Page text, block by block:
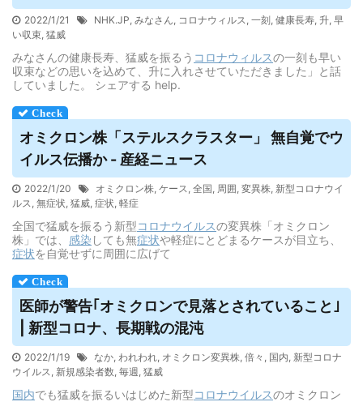
2022/1/21 NHK.JP, みなさん, コロナウィルス, 一刻, 健康長寿, 升, 早
い収束, 猛威
みなさんの健康長寿、猛威を振るう コロナウィルスの一刻も早い
収束などの思いを込めて、升に入れさせていただきました」と話
していました。 シェアする help.
オミクロン株「ステルスクラスター」 無自覚でウ
イルス伝播か - 産経ニュース
2022/1/20 オミクロン株, ケース, 全国, 周囲, 変異株, 新型コロナウイ
ルス, 無症状, 猛威, 症状, 軽症
全国で猛威を振るう新型コロナウイルスの変異株「オミクロン
株」では、 感染 しても無症状や軽症にとどまるケースが目立ち、
症状を自覚せずに周囲に広げて
医師が警告｢オミクロンで見落とされていること｣
| 新型コロナ、長期戦の混沌
2022/1/19 なか, われわれ, オミクロン変異株, 倍々 , 国内, 新型コロナ
ウイルス, 新規感染者数, 毎週, 猛威
国内でも猛威を振るいはじめた新型コロナウイルスのオミクロン